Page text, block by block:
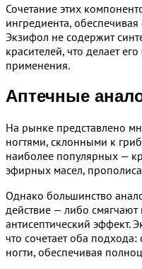
Сочетание этих
ингредиента,
Экзифол не содержит
красителей, что делает
применения.
Аптечные
На рынке представлено
ногтями, склонными к
наиболее популярных —
эфирных масел,
Однако большинство
действие — либо
антисептический эффект.
что сочетает оба
ногти, обеспечивая